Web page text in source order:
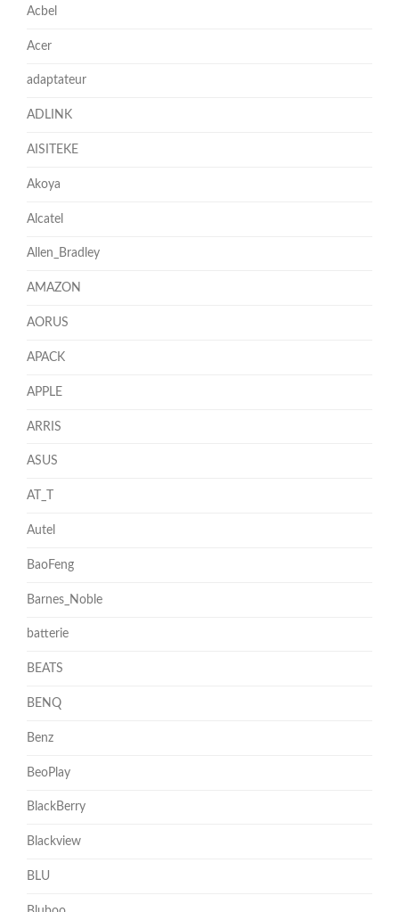
Acbel
Acer
adaptateur
ADLINK
AISITEKE
Akoya
Alcatel
Allen_Bradley
AMAZON
AORUS
APACK
APPLE
ARRIS
ASUS
AT_T
Autel
BaoFeng
Barnes_Noble
batterie
BEATS
BENQ
Benz
BeoPlay
BlackBerry
Blackview
BLU